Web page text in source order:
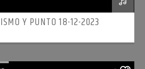
Y PUNTO 18-12-2023